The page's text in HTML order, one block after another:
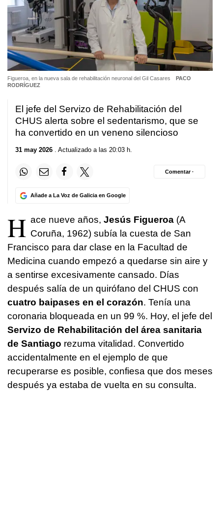
Figueroa, en la nueva sala de rehabilitación neuronal del Gil Casares
PACO
RODRÍGUEZ
El jefe del Servizo de Rehabilitación del
CHUS alerta sobre el sedentarismo, que se
ha convertido en un veneno silencioso
31 may 2026 . Actualizado a las 20:03 h.
Añade a La Voz de Galicia en Google
Comentar ·
H ace nueve años, Jesús Figueroa (A
Coruña, 1962) subía la cuesta de San
Francisco para dar clase en la Facultad de
Medicina cuando empezó a quedarse sin aire y
a sentirse excesivamente cansado. Días
después salía de un quirófano del CHUS con
cuatro baipases en el corazón. Tenía una
coronaria bloqueada en un 99 %. Hoy, el jefe del
Servizo de Rehabilitación del área sanitaria
de Santiago rezuma vitalidad. Convertido
accidentalmente en el ejemplo de que
recuperarse es posible, confiesa que dos meses
después ya estaba de vuelta en su consulta.